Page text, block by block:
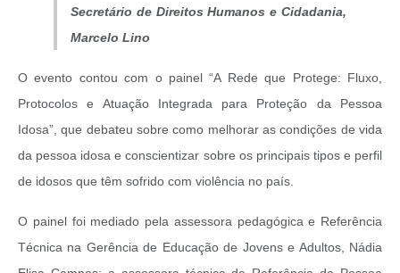
Secretário de Direitos Humanos e Cidadania,
Marcelo Lino
O evento contou com o painel “A Rede que Protege: Fluxo,
Protocolos e Atuação Integrada para Proteção da Pessoa
Idosa”, que debateu sobre como melhorar as condições de vida
da pessoa idosa e conscientizar sobre os principais tipos e perfil
de idosos que têm sofrido com violência no país.
O painel foi mediado pela assessora pedagógica e Referência
Técnica na Gerência de Educação de Jovens e Adultos, Nádia